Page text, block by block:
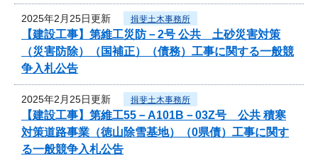
2025年2月25日更新 揖斐土木事務所
【建設工事】第維工災防－2号 公共 土砂災害対策
（災害防除）（国補正）（債務）工事に関する一般競
争入札公告
2025年2月25日更新 揖斐土木事務所
【建設工事】第維工55－A101B－03Z号 公共 積寒
対策道路事業（徳山除雪基地）（0県債）工事に関す
る一般競争入札公告